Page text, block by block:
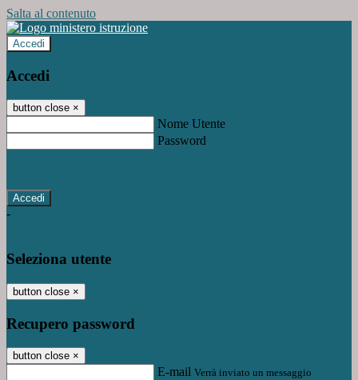
Salta al contenuto
Accedi
Accedi
button close ×
Nome Utente
Password
-
Seleziona utente
button close ×
Recupero password
button close ×
E-mail Verrà inviato un messaggio